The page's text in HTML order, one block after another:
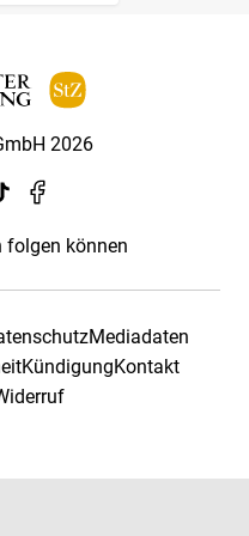
2026
folgen können
Mediadaten
KündigungKontakt